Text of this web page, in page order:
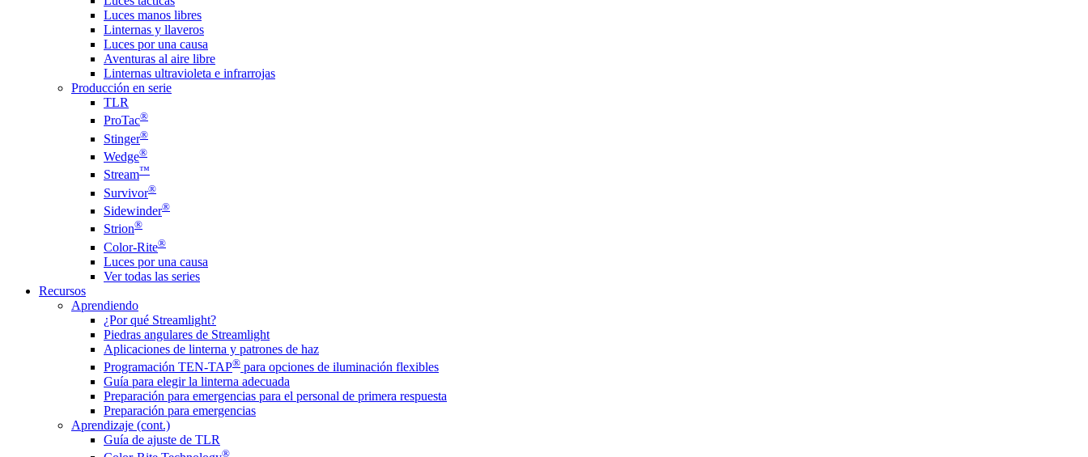
Luces manos libres
Linternas y llaveros
Luces por una causa
Aventuras al aire libre
Linternas ultravioleta e infrarrojas
Producción en serie
TLR
ProTac®
Stinger®
Wedge®
Stream™
Survivor®
Sidewinder®
Strion®
Color-Rite®
Luces por una causa
Ver todas las series
Recursos
Aprendiendo
¿Por qué Streamlight?
Piedras angulares de Streamlight
Aplicaciones de linterna y patrones de haz
Programación TEN-TAP® para opciones de iluminación flexibles
Guía para elegir la linterna adecuada
Preparación para emergencias para el personal de primera respuesta
Preparación para emergencias
Aprendizaje (cont.)
Guía de ajuste de TLR
®